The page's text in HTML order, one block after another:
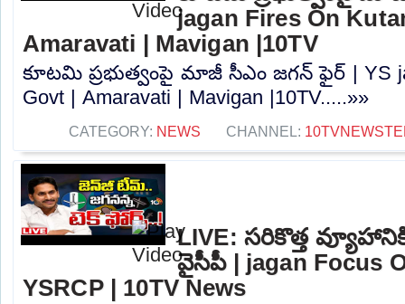
jagan Fires On
Amaravati | Mavigan |10TV
కూటమి ప్రభుత్వంపై మాజీ సీఎం జగన్ ఫైర్ | YS
Govt | Amaravati | Mavigan |10TV.....»»
CATEGORY: NEWS CHANNEL:
LIVE: సరికొత్త
వైసీపీ | jagan Focus
YSRCP | 10TV News